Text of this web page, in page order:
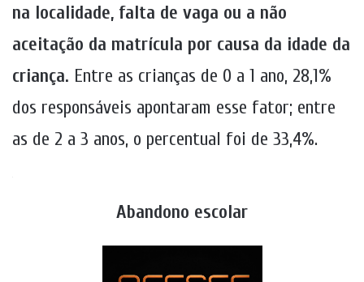
na localidade, falta de vaga ou a não
aceitação da matrícula por causa da idade da
criança. Entre as crianças de 0 a 1 ano, 28,1%
dos responsáveis apontaram esse fator; entre
as de 2 a 3 anos, o percentual foi de 33,4%.
Abandono escolar